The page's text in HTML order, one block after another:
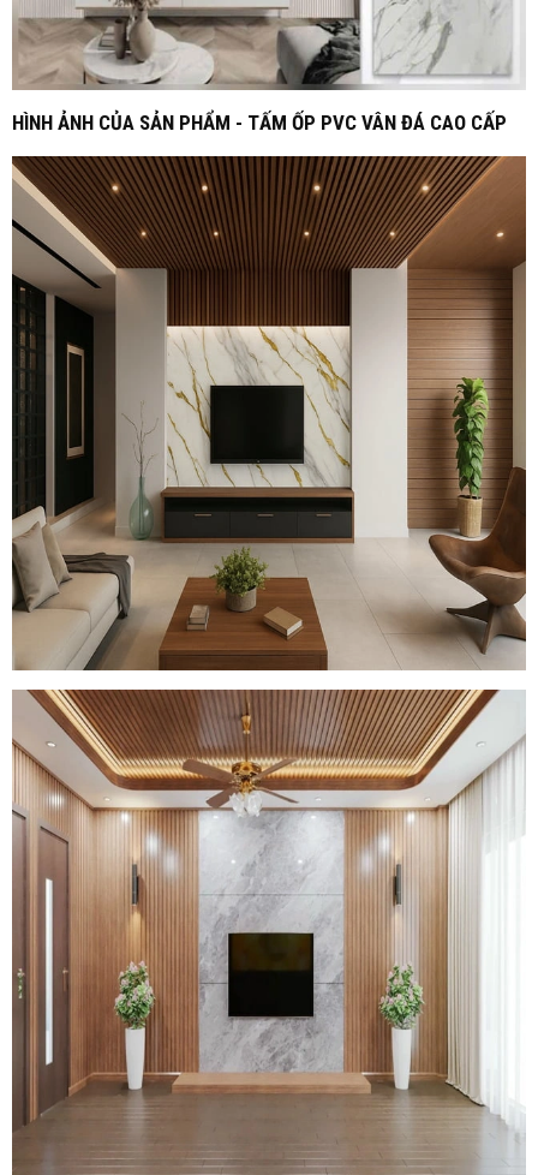
HÌNH ẢNH CỦA SẢN PHẨM - TẤM ỐP PVC VÂN ĐÁ CAO CẤP